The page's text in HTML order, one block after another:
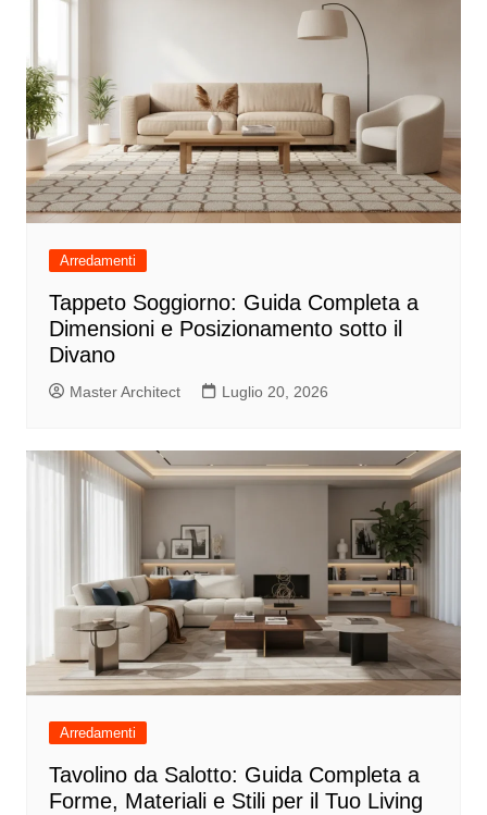
Arredamenti
Tappeto Soggiorno: Guida Completa a
Dimensioni e Posizionamento sotto il
Divano
Master Architect Luglio 20, 2026
Arredamenti
Tavolino da Salotto: Guida Completa a
Forme, Materiali e Stili per il Tuo Living